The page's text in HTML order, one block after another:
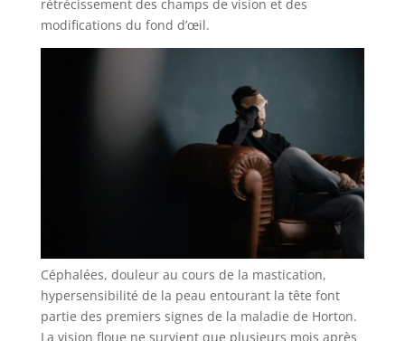
rétrécissement des champs de vision et des
modifications du fond d’œil.
Céphalées, douleur au cours de la mastication,
hypersensibilité de la peau entourant la tête font
partie des premiers signes de la maladie de Horton.
La vision floue ne survient que plusieurs mois après